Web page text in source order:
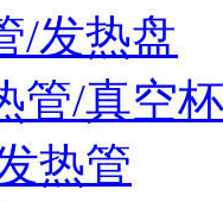
/发热盘
管/真空
热管